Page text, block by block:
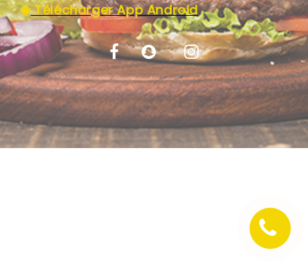
Télécharger App Android